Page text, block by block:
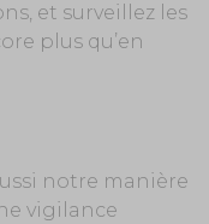
et surveillez les
plus qu’en
notre manière
vigilance